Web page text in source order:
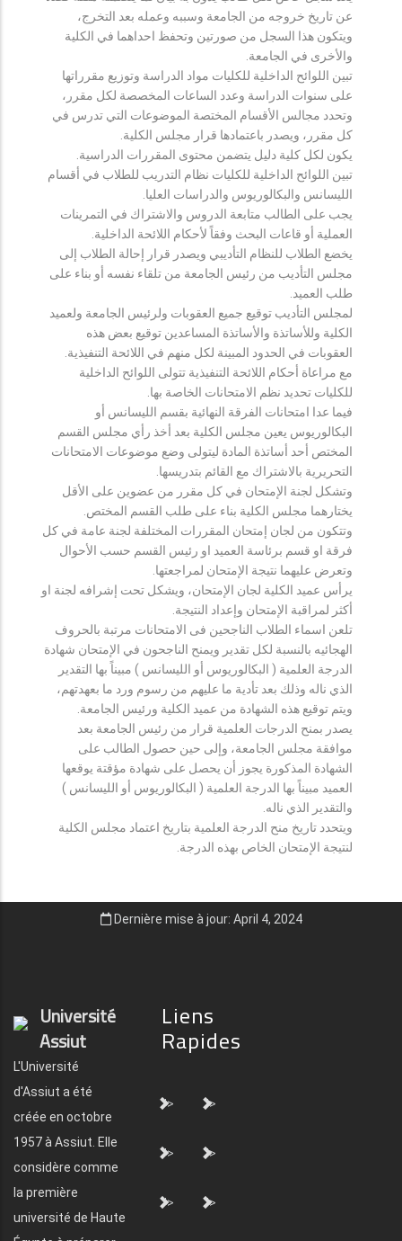
عن تاريخ خروجه من الجامعة وسببه وعمله بعد التخرج،
ويتكون هذا السجل من صورتين وتحفظ احداهما في الكلية
والأخرى في الجامعة.
تبين اللوائح الداخلية للكليات مواد الدراسة وتوزيع مقرراتها
على سنوات الدراسة وعدد الساعات المخصصة لكل مقرر،
وتحدد مجالس الأقسام المختصة الموضوعات التي تدرس في
كل مقرر، ويصدر باعتمادها قرار مجلس الكلية.
يكون لكل كلية دليل يتضمن محتوى المقررات الدراسية.
تبين اللوائح الداخلية للكليات نظام التدريب للطلاب في أقسام
الليسانس والبكالوريوس والدراسات العليا.
يجب على الطالب متابعة الدروس والاشتراك في التمرينات
العملية أو قاعات البحث وفقاً لأحكام اللائحة الداخلية.
يخضع الطلاب للنظام التأديبي ويصدر قرار إحالة الطلاب إلى
مجلس التأديب من رئيس الجامعة من تلقاء نفسه أو بناء على
طلب العميد.
لمجلس التأديب توقيع جميع العقوبات ولرئيس الجامعة ولعميد
الكلية وللأساتذة والأساتذة المساعدين توقيع بعض هذه
العقوبات في الحدود المبينة لكل منهم في اللائحة التنفيذية.
مع مراعاة أحكام اللائحة التنفيذية تتولى اللوائح الداخلية
للكليات تحديد نظم الامتحانات الخاصة بها.
فيما عدا امتحانات الفرقة النهائية بقسم الليسانس أو
البكالوريوس يعين مجلس الكلية بعد أخذ رأي مجلس القسم
المختص أحد أساتذة المادة ليتولى وضع موضوعات الامتحانات
التحريرية بالاشتراك مع القائم بتدريسها.
وتشكل لجنة الإمتحان في كل مقرر من عضوين على الأقل
يختارهما مجلس الكلية بناء على طلب القسم المختص.
وتتكون من لجان إمتحان المقررات المختلفة لجنة عامة في كل
فرقة او قسم برئاسة العميد او رئيس القسم حسب الأحوال
وتعرض عليهما نتيجة الإمتحان لمراجعتها.
يرأس عميد الكلية لجان الإمتحان، ويشكل تحت إشرافه لجنة او
أكثر لمراقبة الإمتحان وإعداد النتيجة.
تلعن اسماء الطلاب الناجحين فى الامتحانات مرتبة بالحروف
الهجائيه بالنسبة لكل تقدير ويمنح الناجحون في الإمتحان شهادة
الدرجة العلمية ( البكالوريوس أو الليسانس ) مبيناً بها التقدير
الذي ناله وذلك بعد تأدية ما عليهم من رسوم ورد ما بعهدتهم،
ويتم توقيع هذه الشهادة من عميد الكلية ورئيس الجامعة.
يصدر بمنح الدرجات العلمية قرار من رئيس الجامعة بعد
موافقة مجلس الجامعة، وإلى حين حصول الطالب على
الشهادة المذكورة يجوز أن يحصل على شهادة مؤقتة يوقعها
العميد مبيناً بها الدرجة العلمية ( البكالوريوس أو الليسانس )
والتقدير الذي ناله.
ويتحدد تاريخ منح الدرجة العلمية بتاريخ اعتماد مجلس الكلية
لنتيجة الإمتحان الخاص بهذه الدرجة.
Dernière mise à jour: April 4, 2024
Université
Assiut
L'Université
d'Assiut a été
créée en octobre
1957 à Assiut. Elle
considère comme
la première
université de Haute
Liens
Rapides
"> ">
"> ">
"> ">